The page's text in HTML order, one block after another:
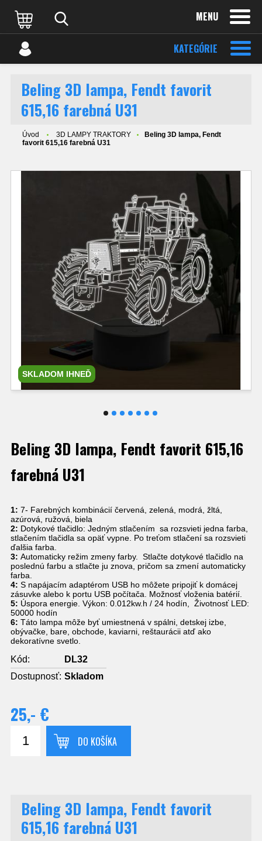
MENU
KATEGÓRIE
Beling 3D lampa, Fendt favorit
615,16 farebná U31
Úvod 3D LAMPY TRAKTORY
Beling 3D lampa, Fendt
favorit 615,16 farebná U31
SKLADOM IHNEĎ
Beling 3D lampa, Fendt favorit 615,16
farebná U31
1: 7- Farebných kombinácií červená, zelená, modrá, žltá,
azúrová, ružová, biela
2: Dotykové tlačidlo: Jedným stlačením sa rozsvieti jedna farba,
stlačením tlačidla sa opäť vypne. Po treťom stlačení sa rozsvieti
ďalšia farba.
3: Automaticky režim zmeny farby. Stlačte dotykové tlačidlo na
poslednú farbu a stlačte ju znova, pričom sa zmení automaticky
farba.
4: S napájacím adaptérom USB ho môžete pripojiť k domácej
zásuvke alebo k portu USB počítača. Možnosť vloženia batérií.
5: Úspora energie. Výkon: 0.012kw.h / 24 hodín, Životnosť LED:
50000 hodín
6: Táto lampa môže byť umiestnená v spálni, detskej izbe,
obývačke, bare, obchode, kaviarni, reštaurácii atď ako
dekoratívne svetlo.
Kód:
DL32
Dostupnosť: Skladom
25,- €
DO KOŠÍKA
Beling 3D lampa, Fendt favorit
615,16 farebná U31